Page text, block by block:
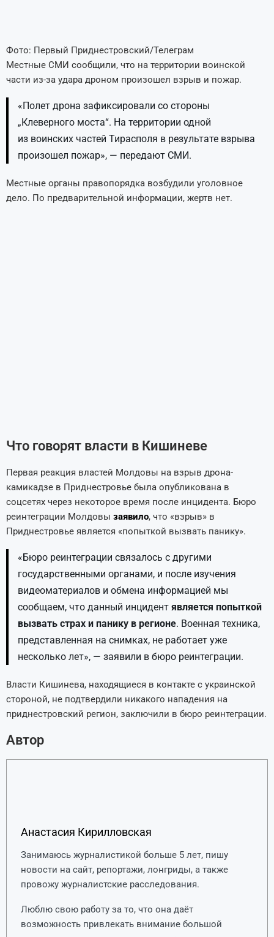
Фото: Первый Приднестровский/Телеграм
Местные СМИ сообщили, что на территории воинской
части из-за удара дроном произошел взрыв и пожар.
«Полет дрона зафиксировали со стороны
„Клеверного моста“. На территории одной
из воинских частей Тирасполя в результате взрыва
произошел пожар», — передают СМИ.
Местные органы правопорядка возбудили уголовное
дело. По предварительной информации, жертв нет.
Что говорят власти в Кишиневе
Первая реакция властей Молдовы на взрыв дрона-
камикадзе в Приднестровье была опубликована в
соцсетях через некоторое время после инцидента. Бюро
реинтеграции Молдовы заявило, что «взрыв» в
Приднестровье является «попыткой вызвать панику».
«Бюро реинтеграции связалось с другими
государственными органами, и после изучения
видеоматериалов и обмена информацией мы
сообщаем, что данный инцидент является попыткой
вызвать страх и панику в регионе. Военная техника,
представленная на снимках, не работает уже
несколько лет», — заявили в бюро реинтеграции.
Власти Кишинева, находящиеся в контакте с украинской
стороной, не подтвердили никакого нападения на
приднестровский регион, заключили в бюро реинтеграции.
Автор
Анастасия Кирилловская
Занимаюсь журналистикой больше 5 лет, пишу
новости на сайт, репортажи, лонгриды, а также
провожу журналистские расследования.
Люблю свою работу за то, что она даёт
возможность привлекать внимание большой